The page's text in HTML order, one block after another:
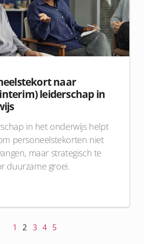
naar
leiderschap in
in het onderwijs helpt
personeelstekorten niet
maar strategisch te
duurzame groei.
1 2 3 4 5